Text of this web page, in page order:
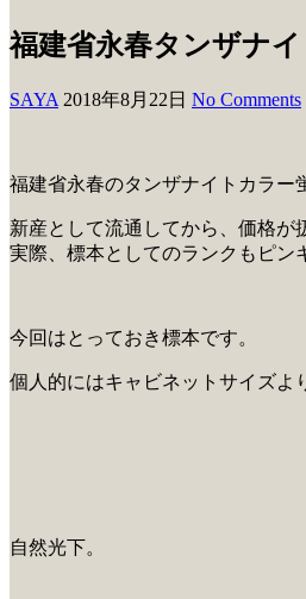
福建省永春タンザナ
SAYA 2018年8月22日 No Comments
福建省永春のタンザナイトカラー
新産として流通してから、価格が
実際、標本としてのランクもピン
今回はとっておき標本です。
個人的にはキャビネットサイズよ
自然光下。